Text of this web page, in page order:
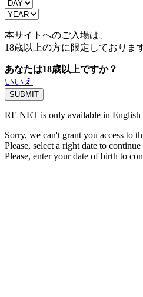
本サイトへのご入場は、
18歳以上の方に限定しておりま
あなたは18歳以上ですか？
いいえ
RE NET is only available in English
Sorry, we can't grant you access to
Please, select a right date to continue
Please, enter your date of birth to